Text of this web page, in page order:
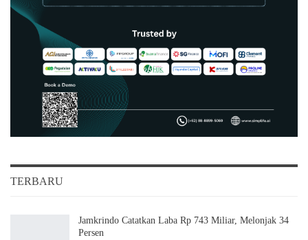
TERBARU
Jamkrindo Catatkan Laba Rp 743 Miliar, Melonjak 34
Persen